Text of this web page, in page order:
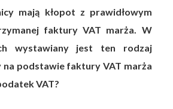
mają kłopot z prawidłowym
faktury VAT marża. W
wystawiany jest ten rodzaj
na podstawie faktury VAT marża
VAT?